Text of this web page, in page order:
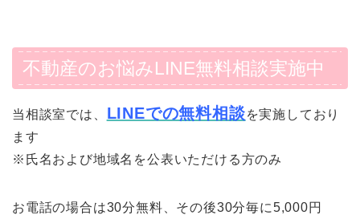
不動産のお悩みLINE無料相談実施中
当相談室では、 LINEでの無料相談を実施しており
ます
※氏名および地域名を公表いただける方のみ
お電話の場合は30分無料、その後30分毎に5,000円